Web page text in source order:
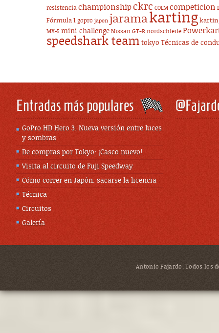
resistencia championship ckrc COLM competicion
Fórmula 1 gopro japon jaramakarting
MX-5 mini challenge Nissan GT-R nordschleife
speedshark team tokyo Técnicas de
Entradas más populares
GoPro HD Hero 3. Nueva versión entre luces
y sombras
De compras por Tokyo: ¡Casco nuevo!
Visita al circuito de Fuji Speedway
Cómo correr en Japón: sacarse la licencia
Técnica
Circuitos
Galería
Antonio Fajardo. Todos los